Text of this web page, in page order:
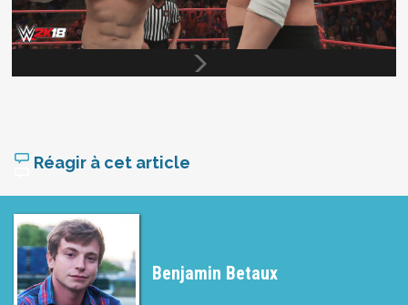
Réagir à cet article
Benjamin Betaux